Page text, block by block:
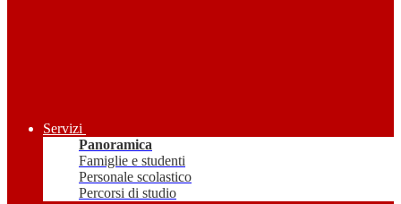
Servizi
Panoramica
Famiglie e studenti
Personale scolastico
Percorsi di studio